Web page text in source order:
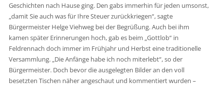
Geschichten nach Hause ging. Den gabs immerhin für jeden umsonst,
„damit Sie auch was für Ihre Steuer zurückkriegen“, sagte
Bürgermeister Helge Viehweg bei der Begrüßung. Auch bei ihm
kamen später Erinnerungen hoch, gab es beim „Gottlob“ in
Feldrennach doch immer im Frühjahr und Herbst eine traditionelle
Versammlung. „Die Anfänge habe ich noch miterlebt“, so der
Bürgermeister. Doch bevor die ausgelegten Bilder an den voll
besetzten Tischen näher angeschaut und kommentiert wurden –